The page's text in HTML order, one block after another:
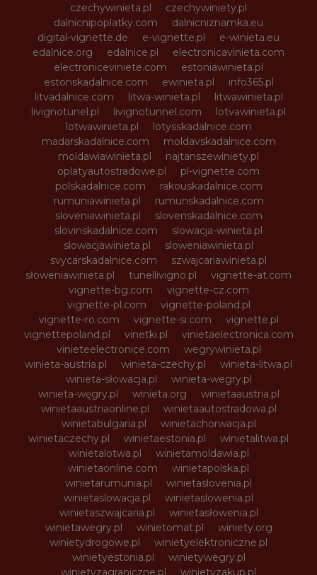
czechywinieta.pl
czechywiniety.pl
dalnicnipoplatky.com
dalnicniznamka.eu
digital-vignette.de
e-vignette.pl
e-winieta.eu
edalnice.org
edalnice.pl
electronicavinieta.com
electroniceviniete.com
estoniawinieta.pl
estonskadalnice.com
ewinieta.pl
info365.pl
litvadalnice.com
litwa-winieta.pl
litwawinieta.pl
livignotunel.pl
livignotunnel.com
lotvawinieta.pl
lotwawinieta.pl
lotysskadalnice.com
madarskadalnice.com
moldavskadalnice.com
moldawiawinieta.pl
najtanszewiniety.pl
oplatyautostradowe.pl
pl-vignette.com
polskadalnice.com
rakouskadalnice.com
rumuniawinieta.pl
rumunskadalnice.com
sloveniawinieta.pl
slovenskadalnice.com
slovinskadalnice.com
slowacja-winieta.pl
slowacjawinieta.pl
sloweniawinieta.pl
svycarskadalnice.com
szwajcariawinieta.pl
słoweniawinieta.pl
tunellivigno.pl
vignette-at.com
vignette-bg.com
vignette-cz.com
vignette-pl.com
vignette-poland.pl
vignette-ro.com
vignette-si.com
vignette.pl
vignettepoland.pl
vinetki.pl
vinietaelectronica.com
vinieteelectronice.com
wegrywinieta.pl
winieta-austria.pl
winieta-czechy.pl
winieta-litwa.pl
winieta-słowacja.pl
winieta-wegry.pl
winieta-węgry.pl
winieta.org
winietaaustria.pl
winietaaustriaonline.pl
winietaautostradowa.pl
winietabulgaria.pl
winietachorwacja.pl
winietaczechy.pl
winietaestonia.pl
winietalitwa.pl
winietalotwa.pl
winietamoldawia.pl
winietaonline.com
winietapolska.pl
winietarumunia.pl
winietaslovenia.pl
winietaslowacja.pl
winietaslowenia.pl
winietaszwajcaria.pl
winietasłowenia.pl
winietawegry.pl
winietomat.pl
winiety.org
winietydrogowe.pl
winietyelektroniczne.pl
winietyestonia.pl
winietywegry.pl
winietyzagraniczne.pl
winietyzakup.pl